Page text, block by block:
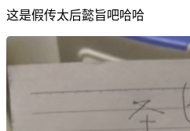
这是假传太后懿旨吧哈哈